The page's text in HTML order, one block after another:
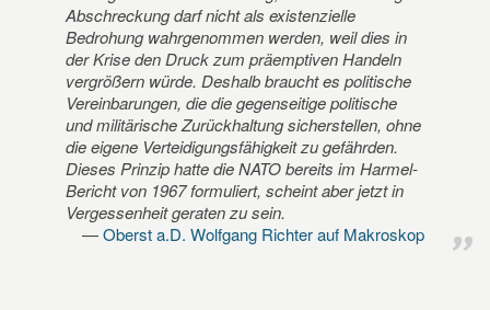
Abschreckung darf nicht als existenzielle
Bedrohung wahrgenommen werden, weil dies in
der Krise den Druck zum präemptiven Handeln
vergrößern würde. Deshalb braucht es politische
Vereinbarungen, die die gegenseitige politische
und militärische Zurückhaltung sicherstellen, ohne
die eigene Verteidigungsfähigkeit zu gefährden.
Dieses Prinzip hatte die NATO bereits im Harmel-
Bericht von 1967 formuliert, scheint aber jetzt in
Vergessenheit geraten zu sein.
Oberst a.D. Wolfgang Richter auf Makroskop